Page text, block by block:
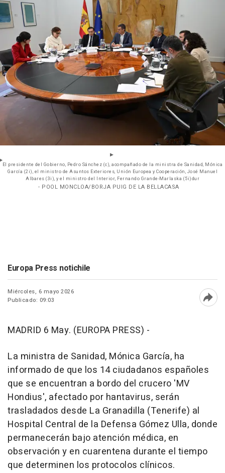
El presidente del Gobierno, Pedro Sánchez (c), acompañado de la ministra de Sanidad, Mónica
García (2i), el ministro de Asuntos Exteriores, Unión Europea y Cooperación, José Manuel
Albares (3i), y el ministro del Interior, Fernando Grande-Marlaska (5i)dur
- POOL MONCLOA/BORJA PUIG DE LA BELLACASA
Europa Press notichile
Miércoles, 6 mayo 2026
Publicado: 09:03
MADRID 6 May. (EUROPA PRESS) -
La ministra de Sanidad, Mónica García, ha
informado de que los 14 ciudadanos españoles
que se encuentran a bordo del crucero 'MV
Hondius', afectado por hantavirus, serán
trasladados desde La Granadilla (Tenerife) al
Hospital Central de la Defensa Gómez Ulla, donde
permanecerán bajo atención médica, en
observación y en cuarentena durante el tiempo
que determinen los protocolos clínicos.